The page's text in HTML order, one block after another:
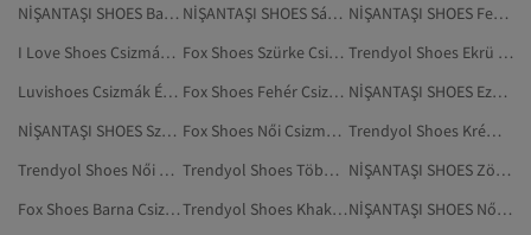
NİŞANTAŞI SHOES Barna Magas Sarkú Cipő
NİŞANTAŞI SHOES Sárga Magas Sarkú Cipő
NİŞANTAŞI SHOES Fekete Magas Sarkú Cipő
I Love Shoes Csizmák És Magas Szárú Csizmák
Fox Shoes Szürke Csizmák És Magas Szárú Csizmák
Trendyol Shoes Ekrü Csizmák És Magas Szárú Csizmák
Luvishoes Csizmák És Magas Szárú Csizmák
Fox Shoes Fehér Csizmák És Magas Szárú Csizmák
NİŞANTAŞI SHOES Ezüstszínű Tűsarkúk
NİŞANTAŞI SHOES Szürke Cipő
Fox Shoes Női Csizmák És Magas Szárú Csizmák
Trendyol Shoes Krém Csizmák És Magas Szárú Csizmák
Trendyol Shoes Női Csizmák És Magas Szárú Csizmák
Trendyol Shoes Többszínű Csizmák És Magas Szárú Csizmák
NİŞANTAŞI SHOES Zöld Cipő
Fox Shoes Barna Csizmák És Magas Szárú Csizmák
Trendyol Shoes Khaki Csizmák És Magas Szárú Csizmák
NİŞANTAŞI SHOES Női Cipő